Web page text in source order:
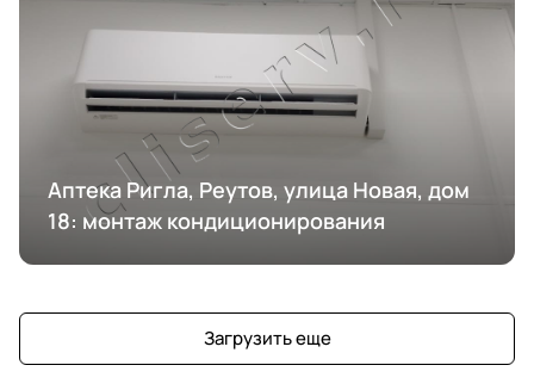
Аптека Ригла, Реутов, улица Новая, дом
18: монтаж кондиционирования
Загрузить еще